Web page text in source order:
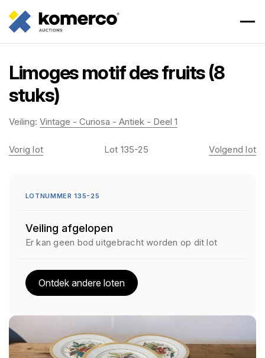
Limoges motif des fruits (8
stuks)
Veiling: Vintage - Curiosa - Antiek - Deel 1
Vorig lot Lot 135-25 Volgend lot
LOTNUMMER 135-25
Veiling afgelopen
Er kan geen bod uitgebracht worden op dit lot
Ontdek andere loten